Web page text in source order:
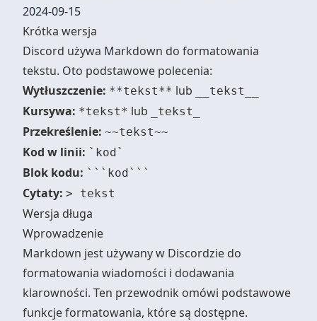
2024-09-15
Krótka wersja
Discord używa Markdown do formatowania
tekstu. Oto podstawowe polecenia:
Wytłuszczenie: **tekst** lub __tekst__
Kursywa: *tekst* lub _tekst_
Przekreślenie: ~~tekst~~
Kod w linii: `kod`
Blok kodu: ```kod```
Cytaty: > tekst
Wersja długa
Wprowadzenie
Markdown jest używany w Discordzie do
formatowania wiadomości i dodawania
klarowności. Ten przewodnik omówi podstawowe
funkcje formatowania, które są dostępne.